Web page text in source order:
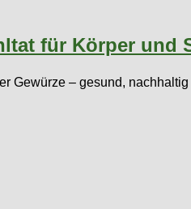
für Körper und
Gewürze – gesund,